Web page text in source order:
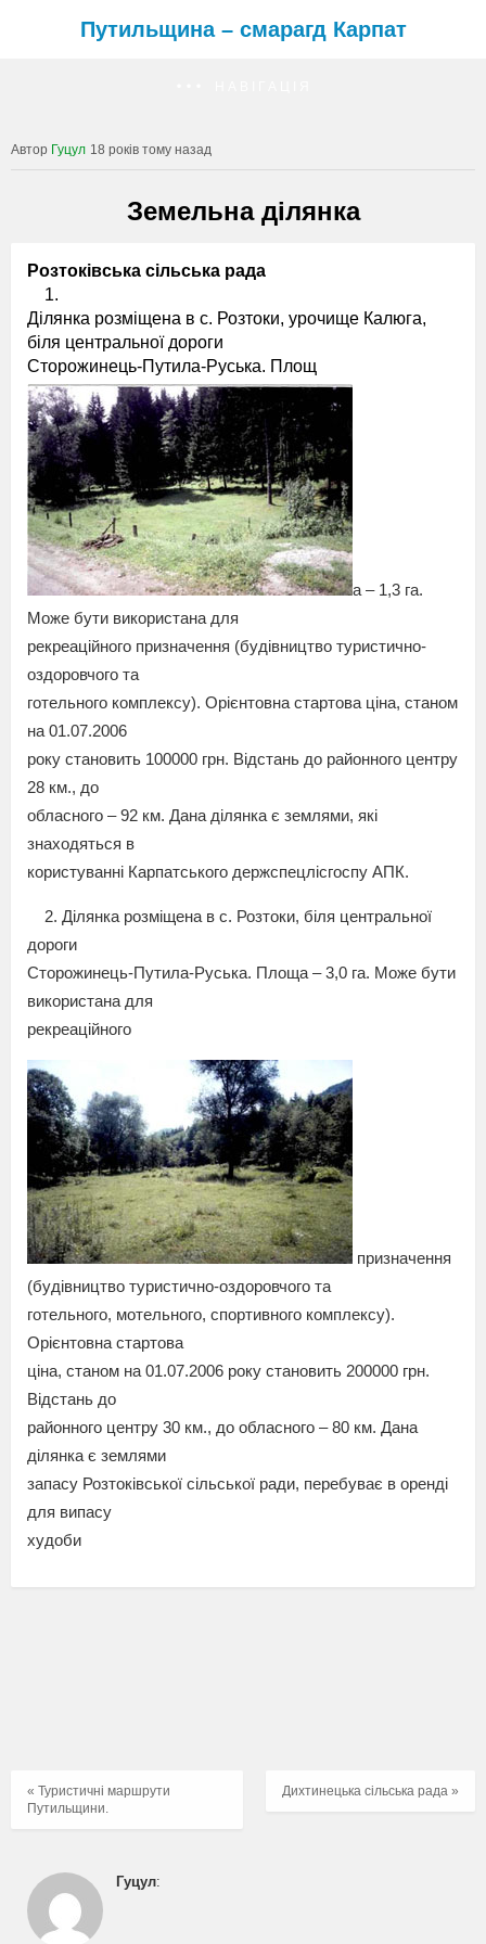
Путильщина – смарагд Карпат
Гуцул 18 років тому назад
Земельна ділянка
Розтоківська сільська рада
1.
Ділянка розміщена в с. Розтоки, урочище Калюга,
біля центральної дороги
Сторожинець-Путила-Руська. Площ
а – 1,3 га.
Може бути використана для
рекреаційного призначення (будівництво туристично-
оздоровчого та
готельного комплексу). Орієнтовна стартова ціна, станом
на 01.07.2006
року становить 100000 грн. Відстань до районного центру
28 км., до
обласного – 92 км. Дана ділянка є землями, які
знаходяться в
користуванні Карпатського держспецлісгоспу АПК.
2. Ділянка розміщена в с. Розтоки, біля центральної
дороги
Сторожинець-Путила-Руська. Площа – 3,0 га. Може бути
використана для
рекреаційного
призначення
(будівництво туристично-оздоровчого та
готельного, мотельного, спортивного комплексу).
Орієнтовна стартова
ціна, станом на 01.07.2006 року становить 200000 грн.
Відстань до
районного центру 30 км., до обласного – 80 км. Дана
ділянка є землями
запасу Розтоківської сільської ради, перебуває в оренді
для випасу
худоби
Дихтинецька сільська рада »
« Туристичні маршрути
Путильщини.
Гуцул: